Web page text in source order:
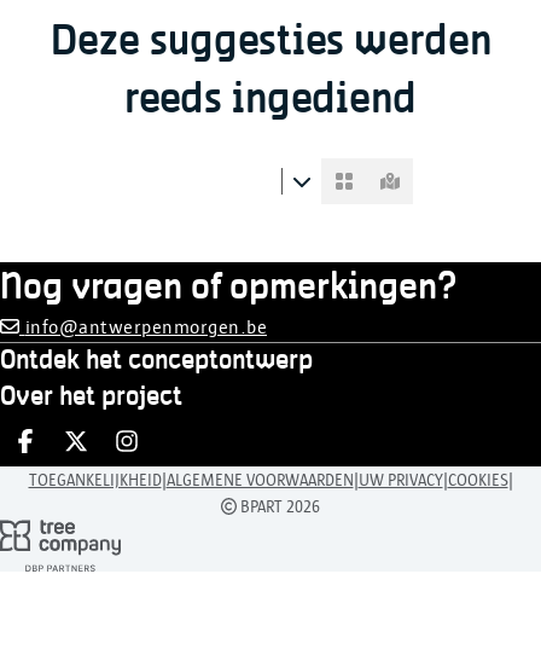
Deze suggesties werden
reeds ingediend
Nog vragen of opmerkingen?
info@antwerpenmorgen.be
Ontdek het conceptontwerp
Over het project
Deel op facebook
Deel op X
Deel op Instagram
TOEGANKELIJKHEID| ALGEMENE VOORWAARDEN UW PRIVACY| COOKIES|
BPART 2026